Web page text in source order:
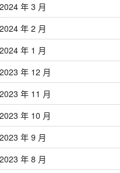
2024 年 3 月
2024 年 2 月
2024 年 1 月
2023 年 12 月
2023 年 11 月
2023 年 10 月
2023 年 9 月
2023 年 8 月